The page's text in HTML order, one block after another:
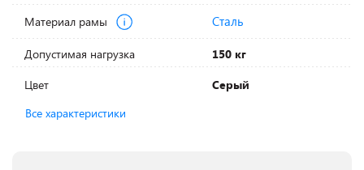
Материал рамы
Сталь
Допустимая нагрузка
150 кг
Цвет
Серый
Все характеристики